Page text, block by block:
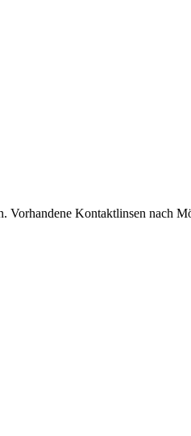
Kontaktlinsen nach